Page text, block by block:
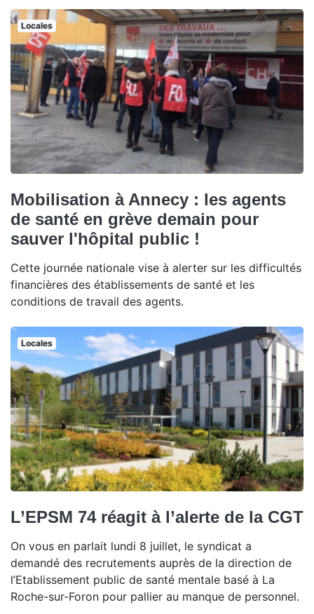
Locales
Mobilisation à Annecy : les agents
de santé en grève demain pour
sauver l'hôpital public !
Cette journée nationale vise à alerter sur les difficultés
financières des établissements de santé et les
conditions de travail des agents.
Locales
L’EPSM 74 réagit à l’alerte de la CGT
On vous en parlait lundi 8 juillet, le syndicat a
demandé des recrutements auprès de la direction de
l’Etablissement public de santé mentale basé à La
Roche-sur-Foron pour pallier au manque de personnel.